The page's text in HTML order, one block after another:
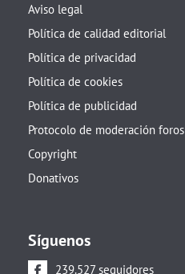
Aviso legal
Política de calidad editorial
Política de privacidad
Política de cookies
Política de publicidad
Protocolo de moderación foros
Copyright
Donativos
Síguenos
239.527 seguidores